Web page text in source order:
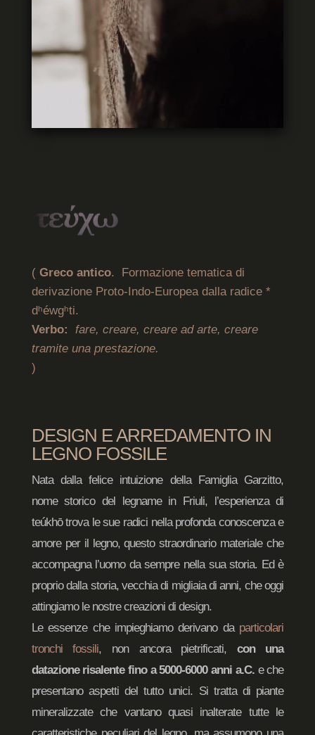
( Greco antico. Formazione tematica di
derivazione Proto-Indo-Europea dalla radice *
dʰéwgʰti.
Verbo: fare, creare, creare ad arte, creare
tramite una prestazione.
)
DESIGN E ARREDAMENTO IN
LEGNO FOSSILE
Nata dalla felice intuizione della Famiglia Garzitto,
nome storico del legname in Friuli, l’esperienza di
teúkhō trova le sue radici nella profonda conoscenza e
amore per il legno, questo straordinario materiale che
accompagna l’uomo da sempre nella sua storia. Ed è
proprio dalla storia, vecchia di migliaia di anni, che oggi
attingiamo le nostre creazioni di design.
Le essenze che impieghiamo derivano da particolari
tronchi fossili, non ancora pietrificati, con una
datazione risalente fino a 5000-6000 anni a.C.e che
presentano aspetti del tutto unici. Si tratta di piante
mineralizzate che vantano quasi inalterate tutte le